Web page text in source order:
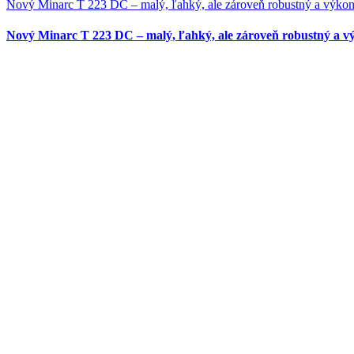
Nový Minarc T 223 DC – malý, ľahký, ale zároveň robustný a
Nový Minarc T 223 DC – malý, ľahký, ale zároveň robustný a